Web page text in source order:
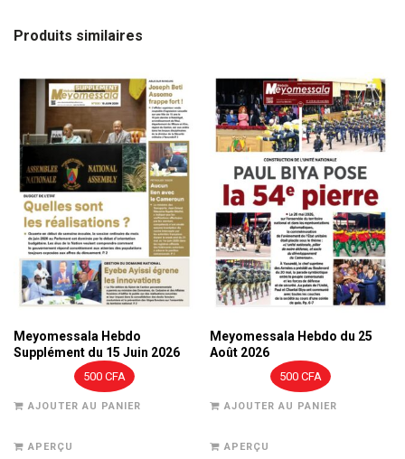
Mars
Produits similaires
Meyomessala Hebdo
Supplément du 15 Juin 2026
500 CFA
AJOUTER AU PANIER
APERÇU
Meyomessala Hebdo du 25
Août 2026
500CFA
AJOUTER AU PANIER
APERÇU